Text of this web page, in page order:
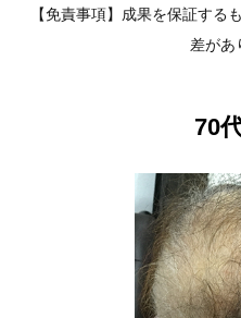
【免責事項】成果を保証する
差があ
70